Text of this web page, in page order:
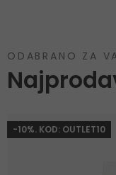
ODABRANO ZA
-10%. KOD: OUTLET10